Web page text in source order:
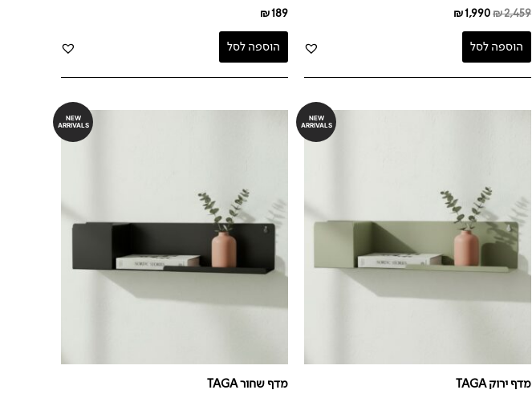
₪2,459
₪1,990
הוספה לסל
₪189
הוספה לסל
NEW
ARRIVALS
מדף ירוק TAGA
NEW
ARRIVALS
מדף שחור TAGA